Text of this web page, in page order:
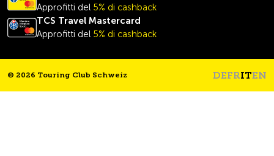
Approfitti del 5% di cashback
TCS Travel Mastercard
Approfitti del 5% di cashback
© 2026 Touring Club Schweiz DEFRITEN